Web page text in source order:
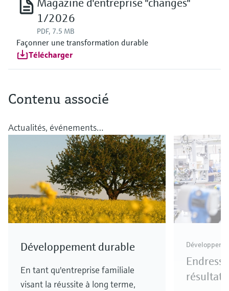
Magazine d'entreprise "changes"
1/2026
PDF, 7.5 MB
Façonner une transformation durable
Télécharger
Contenu associé
Actualités, événements…
Développement durable
En tant qu'entreprise familiale
visant la réussite à long terme,